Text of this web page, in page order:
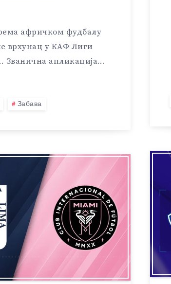
афричком фудбалу
врхунац у КАФ Лиги
Званична апликација…
Забава